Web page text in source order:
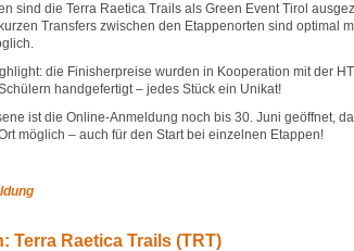
sind die Terra Raetica Trails als Green Event Tirol
Transfers zwischen den Etappenorten sind optimal
die Finisherpreise wurden in Kooperation mit der
handgefertigt – jedes Stück ein Unikat!
ist die Online-Anmeldung noch bis 30. Juni geöffnet,
möglich – auch für den Start bei einzelnen Etappen!
Terra Raetica Trails (TRT)